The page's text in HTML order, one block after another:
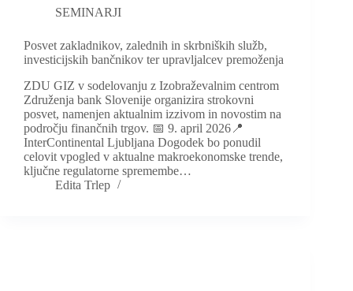
SEMINARJI
Posvet zakladnikov, zalednih in skrbniških služb,
investicijskih bančnikov ter upravljalcev premoženja
ZDU GIZ v sodelovanju z Izobraževalnim centrom
Združenja bank Slovenije organizira strokovni
posvet, namenjen aktualnim izzivom in novostim na
področju finančnih trgov. 📅 9. april 2026📍
InterContinental Ljubljana Dogodek bo ponudil
celovit vpogled v aktualne makroekonomske trende,
ključne regulatorne spremembe…
Edita Trlep